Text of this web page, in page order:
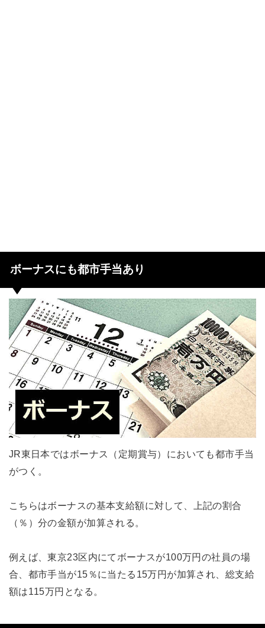
ボーナスにも都市手当あり
JR東日本ではボーナス（定期賞与）においても都市手当
がつく。
こちらはボーナスの基本支給額に対して、上記の割合
（％）分の金額が加算される。
例えば、東京23区内にてボーナスが100万円の社員の場
合、都市手当が15％に当たる15万円が加算され、総支給
額は115万円となる。